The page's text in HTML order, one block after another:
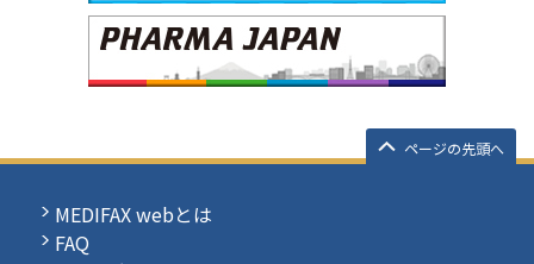
ページの先頭へ
MEDIFAX webとは
FAQ